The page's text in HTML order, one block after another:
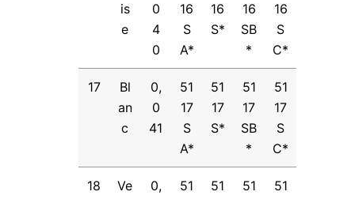
is
e
0
4
0
16
S
A*
16
S*
16
SB
*
16
S
C*
17
Bl
an
c
0,
0
41
51
17
S
A*
51
17
S*
51
17
SB
*
51
17
S
C*
18
Ve
0,
51
51
51
51